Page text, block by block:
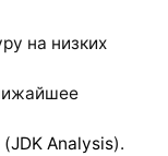
на низких
(JDK Analysis).